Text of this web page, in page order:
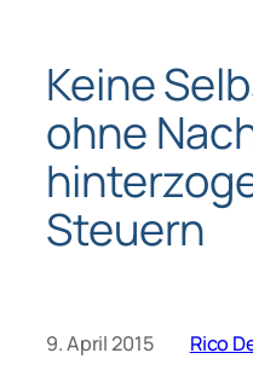
Keine
ohne
Steuern
9. April 2015 Rico